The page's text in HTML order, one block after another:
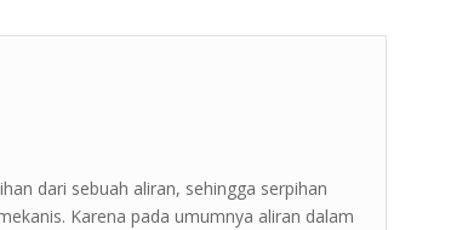
dari sebuah aliran, sehingga serpihan
Karena pada umumnya aliran dalam